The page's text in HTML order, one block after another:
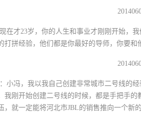
才23岁，你的人生和事业才刚刚开始，我
打拼经验，他们都是你最好的导师，你要和
冯，我以我自己创建非常城市二号线的经
我刚开始创建二号线的时候，都是手把手
就一定能将河北市JBL的销售推向一个新的